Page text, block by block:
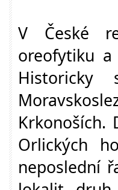
V České
oreofytiku
Krkonoších.
Orlických
neposlední